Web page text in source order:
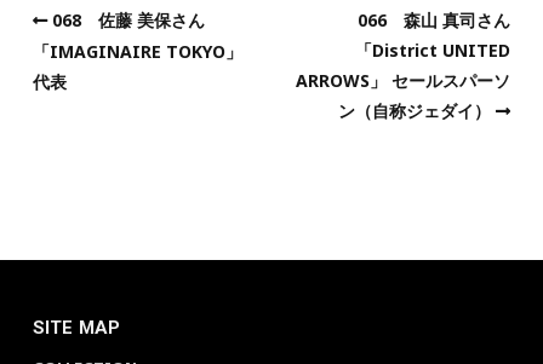
068 佐藤 美保さん
「IMAGINAIRE TOKYO」
代表
066 森山 真司さん
「District UNITED
ARROWS」 セールスパーソ
ン（自称ジェダイ）
SITE MAP